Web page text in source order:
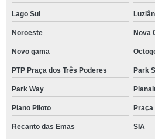
Lago Sul
Noroeste Nova
Novo gama
PTP Praça dos Três Poderes Park
Park Way
Plano Piloto Praça
Recanto das Emas SIA